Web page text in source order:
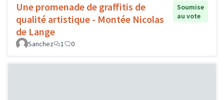
Une promenade de graffitis de
qualité artistique - Montée Nicolas
de Lange
Soumise
au vote
Sanchez 1 0